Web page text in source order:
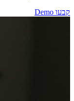
קבעו Demo